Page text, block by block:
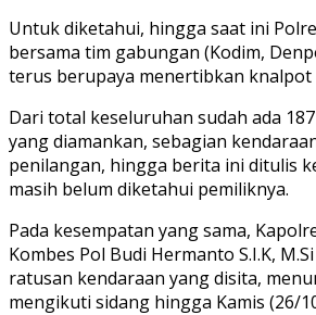
Untuk diketahui, hingga saat ini
bersama tim gabungan (Kodim,
terus berupaya menertibkan knalpot
Dari total keseluruhan sudah ada
yang diamankan, sebagian
penilangan, hingga berita ini ditulis
masih belum diketahui pemiliknya.
Pada kesempatan yang sama,
Kombes Pol Budi Hermanto S.I.K,
ratusan kendaraan yang disita,
mengikuti sidang hingga Kamis (26/